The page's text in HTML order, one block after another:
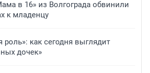
в 16» из Волгограда обвинили
к младенцу
как сегодня выглядит
дочек»